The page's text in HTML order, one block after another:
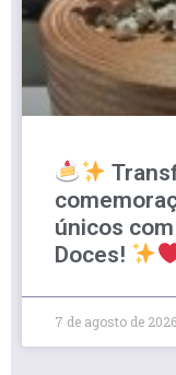
únicos
Doces!
7 de agosto de 2026